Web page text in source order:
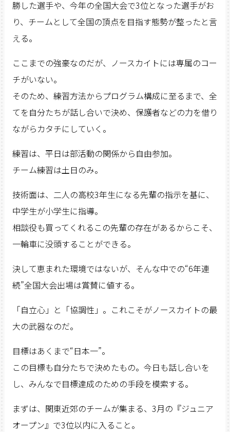
勝した選手や、今年の全国大会で3位となった選手がお
り、チームとして全国の頂点を目指す態勢が整ったと言
える。
ここまでの強豪なのだが、ノースカイトには専属のコー
チがいない。
そのため、練習方法からプログラム構成に至るまで、全
てを自分たちが話し合いで決め、保護者などの力を借り
ながらカタチにしていく。
練習は、平日は部活動の関係から自由参加。
チーム練習は土日のみ。
技術面は、二人の高校3年生になる先輩の指示を基に、
中学生が小学生に指導。
相談役も買ってくれるこの先輩の存在があるからこそ、
一輪車に没頭することができる。
決して恵まれた環境ではないが、そんな中での“6年連
続”全国大会出場は賞賛に値する。
「自立心」と「協調性」。これこそがノースカイトの最
大の武器なのだ。
目標はあくまで“日本一”。
この目標も自分たちで決めたもの。今日も話し合いを
し、みんなで目標達成のための手段を模索する。
まずは、関東近郊のチームが集まる、3月の『ジュニア
オープン』で3位以内に入ること。